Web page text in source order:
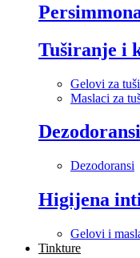
Tuširanje i
Gelovi za
Maslaci za
Dezodoransi
Higijena
Gelovi i
Tinkture